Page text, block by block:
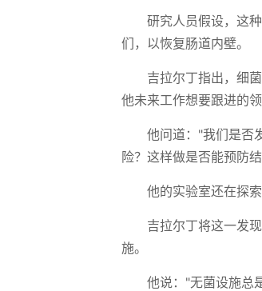
研究人员假设，这
们，以恢复肠道内壁。
吉拉尔丁指出，细
他未来工作想要跟进的领
他问道："我们是否
险？这样做是否能预防
他的实验室还在探
吉拉尔丁将这一发
施。
他说："无菌设施总